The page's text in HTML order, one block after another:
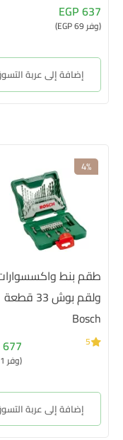
637 EGP
(وفر 69 EGP)
إضافة إلى عربة
4%
طقم بنط
ولقم بوش 33 قطعة
Bosch
677 EGP
(وفر 31 EGP)
5
إضافة إلى عربة